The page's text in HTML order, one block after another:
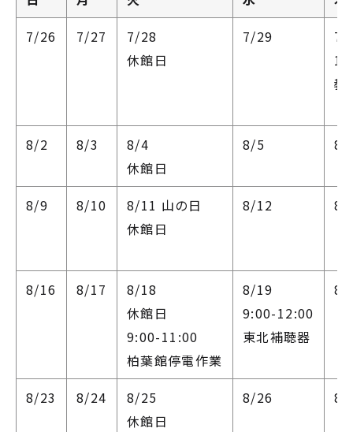
7/26
7/27
7/28
休館日
7/29
7/
教
8/2
8/3
8/4
休館日
8/5 8/
8/9 8/10 8/11 山の日
休館日
8/12 8/
8/16 8/17
8/18
休館日
9:00-11:00
柏葉館停電作業
8/19
9:00-12:00
東北補聴器
8/
8/23 8/24
8/25
休館日
8/26 8/